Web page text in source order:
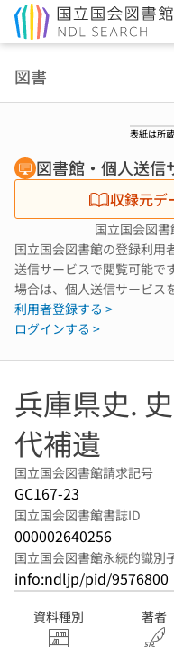
図書
表紙は所
図書館・個人送信
収録元デ
国立国会図
国立国会図書館の登録利用
送信サービスで閲覧可能で
場合は、個人送信サービス
利用者登録する >
ログインする >
兵庫県史.
代補遺
国立国会図書館請求記号
GC167-23
国立国会図書館書誌ID
000002640256
国立国会図書館永続的識別
info:ndljp/pid/9576800
資料種別 著者